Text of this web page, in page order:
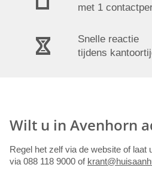
met 1
Snelle reactie
tijdens
Wilt u in Avenhorn
Regel het zelf via de website of laat
via 088 118 9000 of